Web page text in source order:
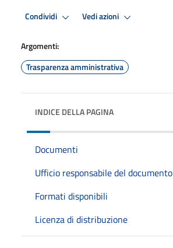
Condividi Vedi azioni
Argomenti:
Trasparenza amministrativa
INDICE DELLA PAGINA
Documenti
Ufficio responsabile del documento
Formati disponibili
Licenza di distribuzione